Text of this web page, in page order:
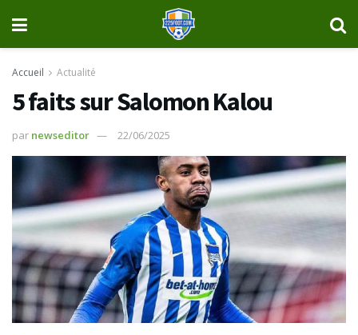
Accueil Actualité
5 faits sur Salomon Kalou
par newseditor 22/06/2025